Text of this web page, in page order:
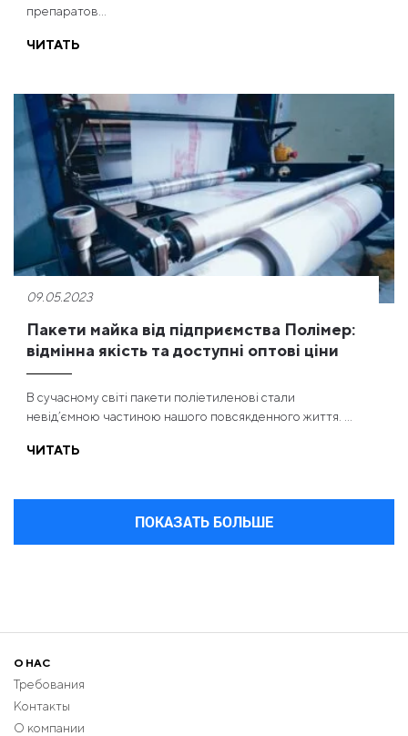
препаратов...
ЧИТАТЬ
09.05.2023
Пакети майка від підприємства Полімер:
відмінна якість та доступні оптові ціни
В сучасному світі пакети поліетиленові стали
невід’ємною частиною нашого повсякденного життя. ...
ЧИТАТЬ
ПОКАЗАТЬ БОЛЬШЕ
О НАС
Требования
Контакты
О компании